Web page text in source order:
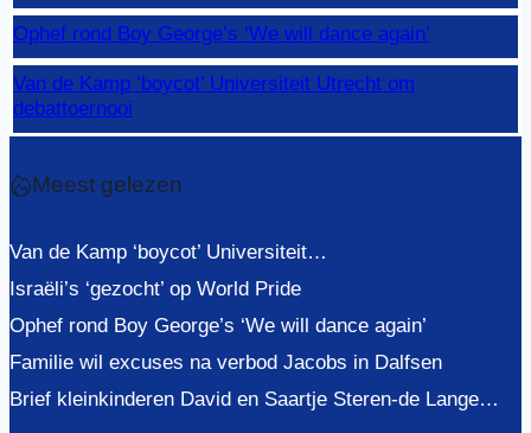
Ophef rond Boy George’s ‘We will dance again’
Van de Kamp ‘boycot’ Universiteit Utrecht om
debattoernooi
Meest gelezen
Van de Kamp ‘boycot’ Universiteit…
Israëli’s ‘gezocht’ op World Pride
Ophef rond Boy George’s ‘We will dance again’
Familie wil excuses na verbod Jacobs in Dalfsen
Brief kleinkinderen David en Saartje Steren-de Lange…